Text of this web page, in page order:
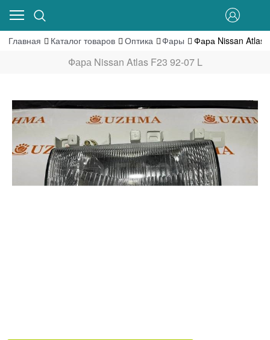
Главная Каталог товаров Оптика Фары Фара Nissan Atlas
Фара Nissan Atlas F23 92-07 L